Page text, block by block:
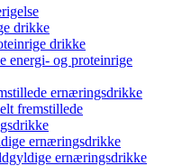
drikke
drikke
energi- og proteinrige
ernæringsdrikke
fremstillede
ernæringsdrikke
ernæringsdrikke